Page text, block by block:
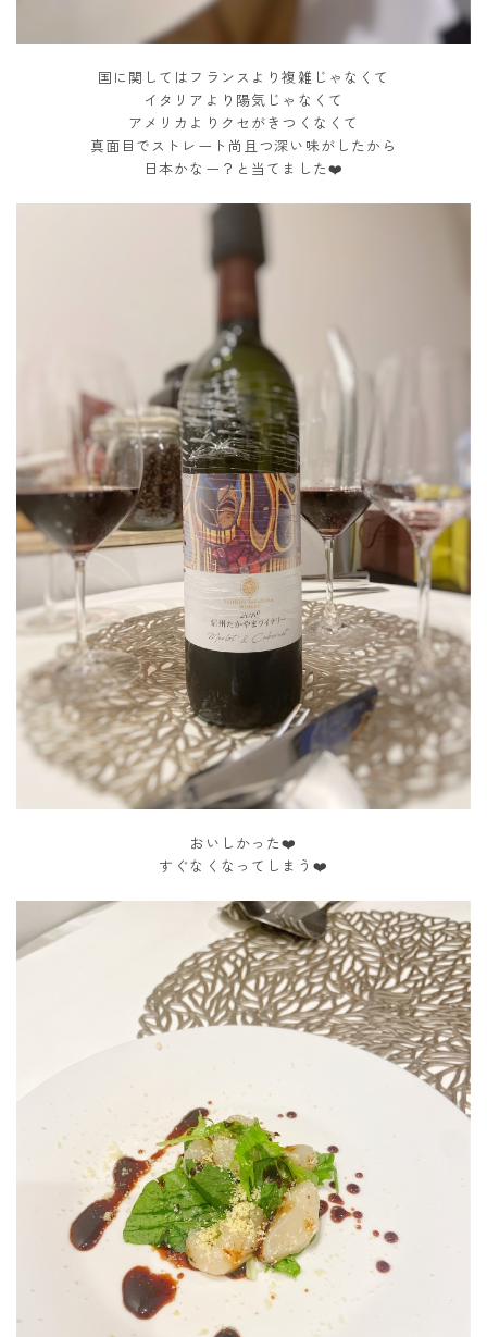
国に関してはフランスより複雑じゃなくて
イタリアより陽気じゃなくて
アメリカよりクセがきつくなくて
真面目でストレート尚且つ深い味がしたから
日本かなー？と当てました❤️
おいしかった❤️
すぐなくなってしまう❤️